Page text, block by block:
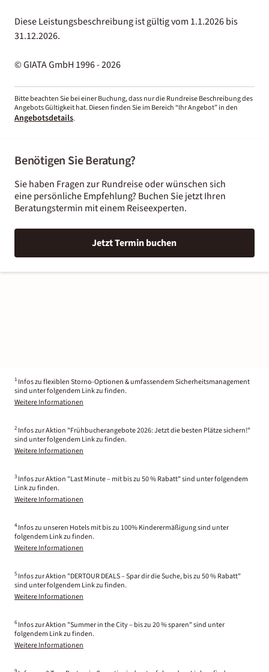
Diese Leistungsbeschreibung ist gültig vom 1.1.2026 bis
31.12.2026.
© GIATA GmbH 1996 - 2026
Bitte beachten Sie bei einer Buchung, dass nur die Rundreise Beschreibung des
Angebots Gültigkeit hat. Diesen finden Sie im Bereich “Ihr Angebot” in den
Angebotsdetails.
Benötigen Sie Beratung?
Sie haben Fragen zur Rundreise oder wünschen sich
eine persönliche Empfehlung? Buchen Sie jetzt Ihren
Beratungstermin mit einem Reiseexperten.
Jetzt Termin buchen
1 Infos zu flexiblen Storno-Optionen & umfassendem Sicherheitsmanagement
sind unter folgendem Link zu finden.
Weitere Informationen
2 Infos zur Aktion "Frühbucherangebote 2026: Jetzt die besten Plätze sichern!"
sind unter folgendem Link zu finden.
Weitere Informationen
3 Infos zur Aktion "Last Minute – mit bis zu 50 % Rabatt" sind unter folgendem
Link zu finden.
Weitere Informationen
4 Infos zu unseren Hotels mit bis zu 100% Kinderermäßigung sind unter
folgendem Link zu finden.
Weitere Informationen
5 Infos zur Aktion "DERTOUR DEALS – Spar dir die Suche, bis zu 50 % Rabatt"
sind unter folgendem Link zu finden.
Weitere Informationen
6 Infos zur Aktion "Summer in the City – bis zu 20 % sparen" sind unter
folgendem Link zu finden.
Weitere Informationen